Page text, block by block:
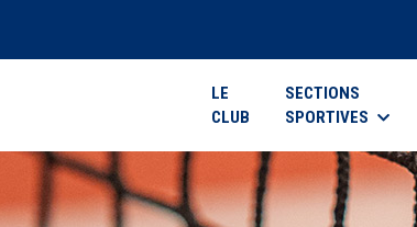
LE
CLUB
SECTIONS
SPORTIVES